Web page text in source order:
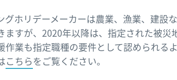
グホリデーメーカーは農業、漁業、建設
ますが、2020年以降は、指定された被災
作業も指定職種の要件として認められる
こちらをご覧ください。